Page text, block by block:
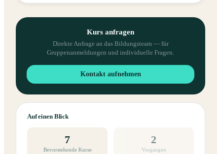
Kurs anfragen
Direkte Anfrage an das Bildungsteam — für
Gruppenanmeldungen und individuelle Fragen.
Kontakt aufnehmen
Auf einen Blick
7
Bevorstehende Kurse
2
Vergangen